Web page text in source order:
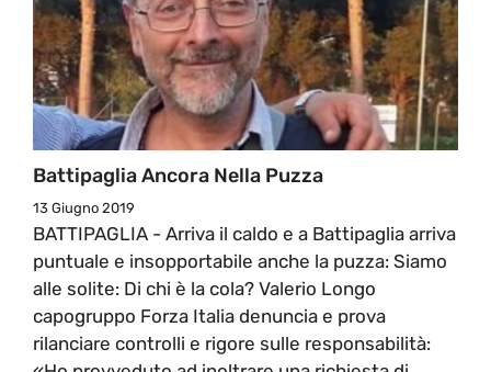
Battipaglia Ancora Nella Puzza
13 Giugno 2019
BATTIPAGLIA - Arriva il caldo e a Battipaglia arriva
puntuale e insopportabile anche la puzza: Siamo
alle solite: Di chi è la cola? Valerio Longo
capogruppo Forza Italia denuncia e prova
rilanciare controlli e rigore sulle responsabilità: